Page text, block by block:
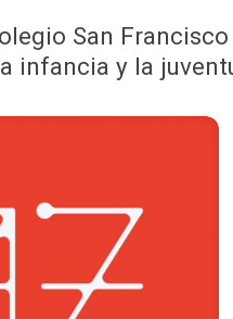
San
infancia y la